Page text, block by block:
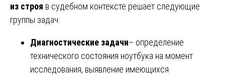
из строя в судебном контексте решает следующие
группы задач:
Диагностические задачи– определение
технического состояния ноутбука на момент
исследования, выявление имеющихся